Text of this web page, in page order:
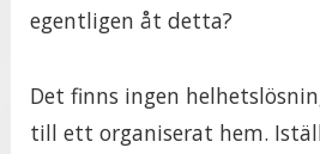
egentligen åt detta?
Det finns ingen
till ett organiserat hem.